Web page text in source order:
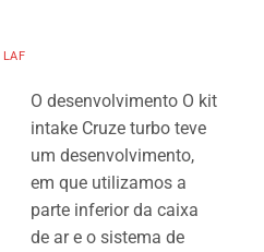
LAF
O desenvolvimento O kit
intake Cruze turbo teve
um desenvolvimento,
em que utilizamos a
parte inferior da caixa
de ar e o sistema de